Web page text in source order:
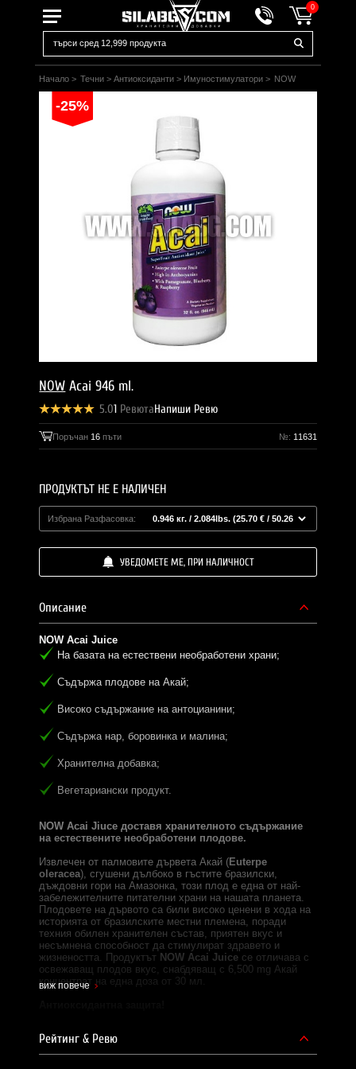
0
Начало > Течни >Антиоксиданти > Имуностимулатори > NOW
-25%
NOW Acai 946 ml.
5.01 РевютаНапиши Ревю
Поръчан 16 пъти №: 11631
ПРОДУКТЪТ НЕ Е НАЛИЧЕН
Избрана Разфасовка:
УВЕДОМЕТЕ МЕ, ПРИ НАЛИЧНОСТ
Описание
NOW Acai Juice
На базата на естествени необработени храни;
Съдържа плодове на Акай;
Високо съдържание на антоцианини;
Съдържа нар, боровинка и малина;
Хранителна добавка;
Вегетариански продукт.
NOW Acai Jiuce доставя хранителното съдържание
на естествените необработени плодове.
Извлечен от палмовите дървета Акай (Euterpe
oleracea), сгушени дълбоко в гъстите бразилски,
дъждовни гори на Амазонка, този плод е една от най-
забележителните питателни храни на нашата планета.
Плодовете на дървото са били високо ценени в хода на
историята от бразилските местни племена, поради
техния обилен хранителен състав, приятен вкус и
несъмнена способност да стимулират здравето и
жизнеността. Продуктът NOW Acai Juice се отличава с
освежаващ плодов вкус, снабдяващ с 6,500 mg Акай
концентрат на една доза от 30 мл.
източник на полифеноли, включително рутин,
антоцианинии катехини. Те са естествено богати на
виж повече
Рейтинг & Ревю